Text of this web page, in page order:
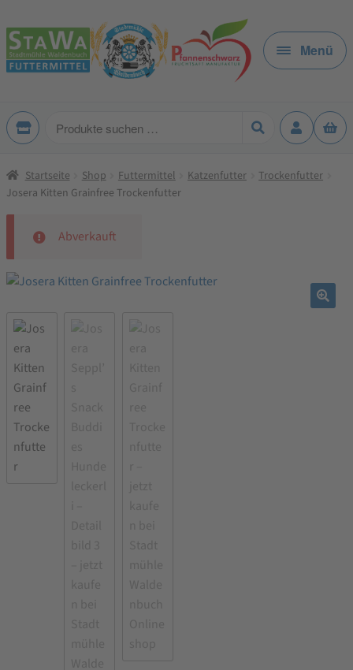
Zur
Navigation
springen
Zum
Inhalt
springen
Menü
Produkte
Startseite Shop Futtermittel Katzenfutter
Trockenfutter
Josera Kitten Grainfree Trockenfutter
Abverkauft